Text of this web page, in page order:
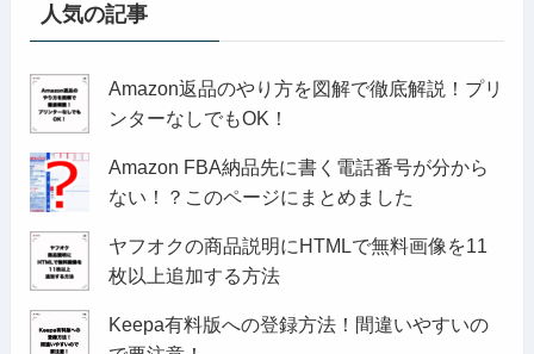
人気の記事
Amazon返品のやり方を図解で徹底解説！プリ
ンターなしでもOK！
Amazon FBA納品先に書く電話番号が分から
ない！？このページにまとめました
ヤフオクの商品説明にHTMLで無料画像を11
枚以上追加する方法
Keepa有料版への登録方法！間違いやすいの